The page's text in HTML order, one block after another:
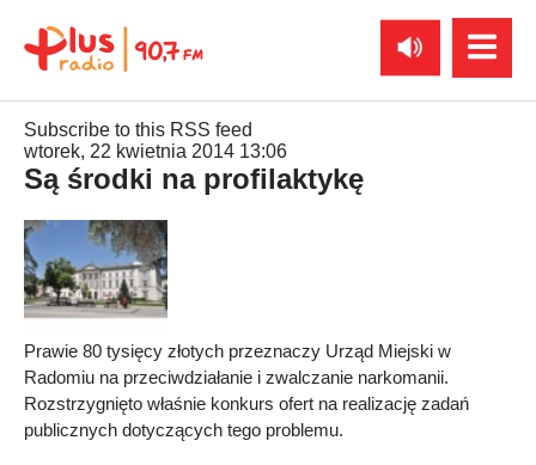
Subscribe to this RSS feed
wtorek, 22 kwietnia 2014 13:06
Są środki na profilaktykę
Prawie 80 tysięcy złotych przeznaczy Urząd Miejski w
Radomiu na przeciwdziałanie i zwalczanie narkomanii.
Rozstrzygnięto właśnie konkurs ofert na realizację zadań
publicznych dotyczących tego problemu.